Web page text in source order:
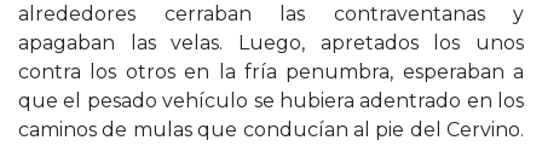
alrededores cerraban las contraventanas y
apagaban las velas. Luego, apretados los unos
contra los otros en la fría penumbra, esperaban a
que el pesado vehículo se hubiera adentrado en los
caminos de mulas que conducían al pie del Cervino.